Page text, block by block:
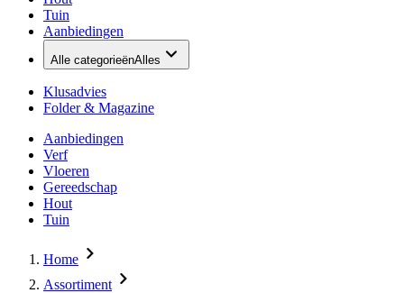
Tuin
Aanbiedingen
Alle categorieënAlles
Klusadvies
Folder & Magazine
Aanbiedingen
Verf
Vloeren
Gereedschap
Hout
Tuin
Home
Assortiment